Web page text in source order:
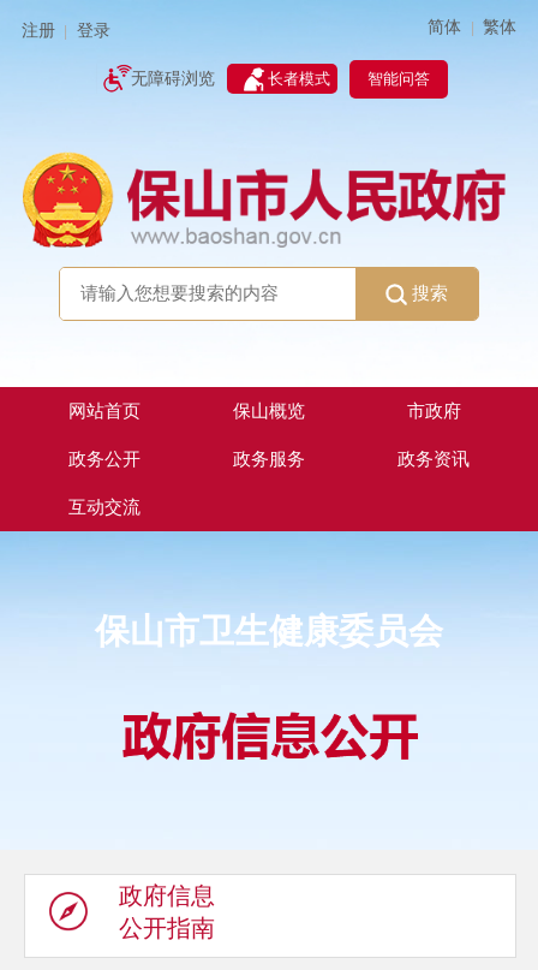
注册 登录 简体 | 繁体
无障碍浏览 长者模式 智能问答
搜索
网站首页 保山概览 市政府
政务公开 政务服务 政务资讯
互动交流
保山市卫生健康委员会
政府信息
公开指南